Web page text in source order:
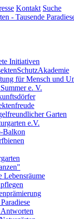
Kontakt Suche
Initiativen
für Mensch und
e. V.
Garten
e.V.
Balkon
Lebensräume